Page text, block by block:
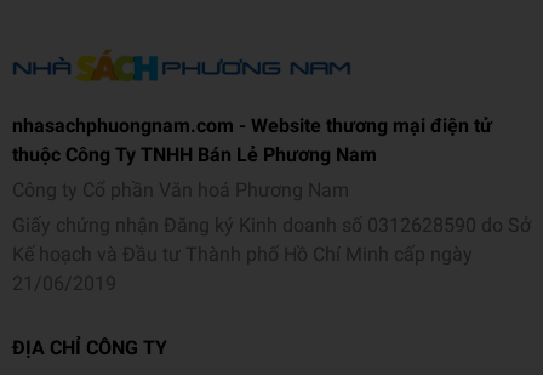
nhasachphuongnam.com - Website thương mại điện tử
thuộc Công Ty TNHH Bán Lẻ Phương Nam
Công ty Cổ phần Văn hoá Phương Nam
Giấy chứng nhận Đăng ký Kinh doanh số 0312628590 do Sở
Kế hoạch và Đầu tư Thành phố Hồ Chí Minh cấp ngày
21/06/2019
ĐỊA CHỈ CÔNG TY